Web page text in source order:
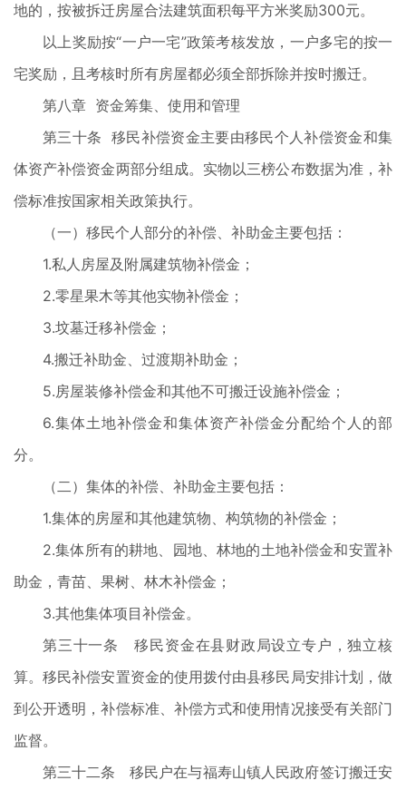
地的，按被拆迁房屋合法建筑面积每平方米奖励300元。
以上奖励按“一户一宅”政策考核发放，一户多宅的按一
宅奖励，且考核时所有房屋都必须全部拆除并按时搬迁。
第八章 资金筹集、使用和管理
第三十条 移民补偿资金主要由移民个人补偿资金和集
体资产补偿资金两部分组成。实物以三榜公布数据为准，补
偿标准按国家相关政策执行。
（一）移民个人部分的补偿、补助金主要包括：
1.私人房屋及附属建筑物补偿金；
2.零星果木等其他实物补偿金；
3.坟墓迁移补偿金；
4.搬迁补助金、过渡期补助金；
5.房屋装修补偿金和其他不可搬迁设施补偿金；
6.集体土地补偿金和集体资产补偿金分配给个人的部
分。
（二）集体的补偿、补助金主要包括：
1.集体的房屋和其他建筑物、构筑物的补偿金；
2.集体所有的耕地、园地、林地的土地补偿金和安置补
助金，青苗、果树、林木补偿金；
3.其他集体项目补偿金。
第三十一条 移民资金在县财政局设立专户，独立核
算。移民补偿安置资金的使用拨付由县移民局安排计划，做
到公开透明，补偿标准、补偿方式和使用情况接受有关部门
监督。
第三十二条 移民户在与福寿山镇人民政府签订搬迁安